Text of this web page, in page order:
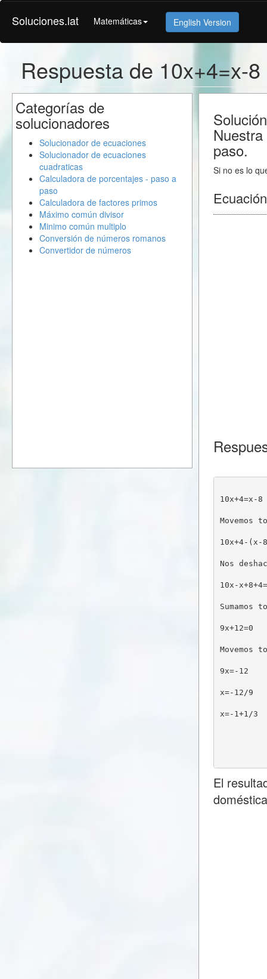
Soluciones.lat Matemáticas English Version
Respuesta de 10x+4=x-8
paso.
Si no es lo
10x+4=x-8
10x+4-(x-
Nos
10x-
9x+12=0
9x=-12
x=-12/9
x=-1+1/3
El
Categorías de
solucionadores
Solucionador de ecuaciones
Solucionador de ecuaciones
cuadraticas
Calculadora de porcentajes - paso a
paso
Calculadora de factores primos
Máximo común divisor
Minimo común multiplo
Conversión de números romanos
Convertidor de números